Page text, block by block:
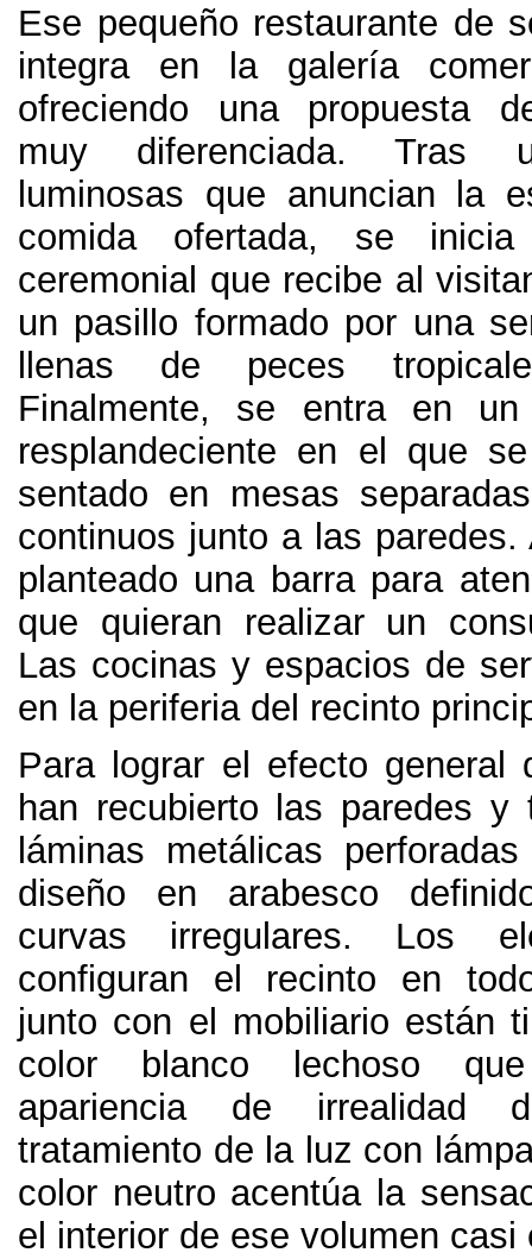
Ese pequeño restaurante de
integra en la galería
ofreciendo una propuesta
muy diferenciada.Tras
luminosas que anuncian la
comida ofertada, se inicia
ceremonial que recibe al
un pasillo formado por una
llenas de peces
Finalmente, se entra en un
resplandeciente en el que
sentado en mesas
continuos junto a las paredes.
planteado una barra para
que quieran realizar un
Las cocinas y espacios de
en la periferia del recinto
Para lograr el efecto general
han recubierto las paredes y
láminas metálicas
diseño en arabesco
curvas irregulares. Los
configuran el recinto en
junto con el mobiliario están
color blanco lechoso
apariencia de irrealidad
tratamiento de la luz con
color neutro acentúa la
el interior de ese volumen casi